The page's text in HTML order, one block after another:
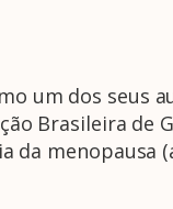
um dos seus
Brasileira
da